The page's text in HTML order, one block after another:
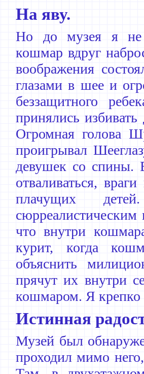
На яву.
Но до музея я не
кошмар вдруг
воображения
глазами в шее и
беззащитного
принялись
Огромная голова
проигрывал
девушек со спины.
отваливаться,
плачущих
что внутри
курит, когда
объяснить
прячут их внутри
кошмаром. Я крепко
Истинная
Музей был
проходил мимо